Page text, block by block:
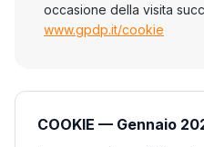
occasione della visita
www.gpdp.it/cookie
COOKIE — Gennaio